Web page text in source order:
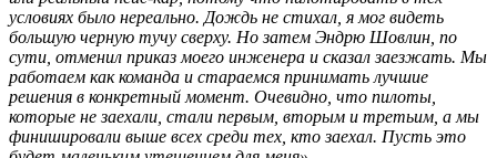
условиях было нереально. Дождь не стихал, я мог видеть
большую черную тучу сверху. Но затем Эндрю Шовлин, по
сути, отменил приказ моего инженера и сказал заезжать. Мы
работаем как команда и стараемся принимать лучшие
решения в конкретный момент. Очевидно, что пилоты,
которые не заехали, стали первым, вторым и третьим, а мы
финишировали выше всех среди тех, кто заехал. Пусть это